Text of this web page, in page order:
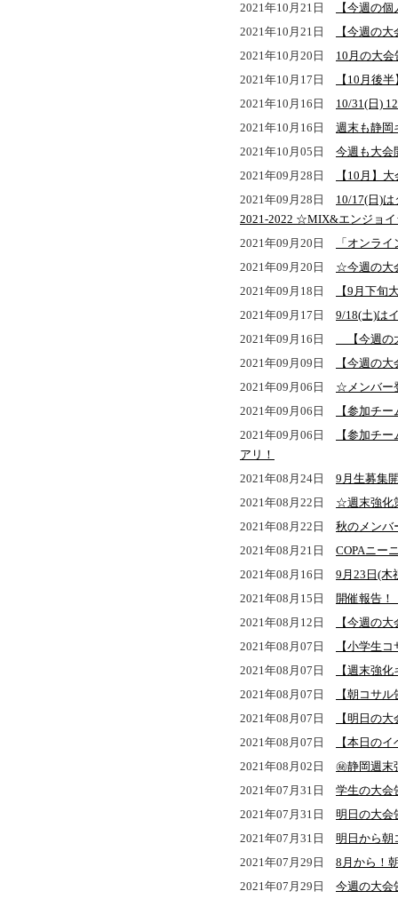
2021年10月21日
【今週の
2021年10月21日
【今週の
2021年10月20日 10月の大会
2021年10月17日
【10月後
2021年10月16日 10/31(日)
2021年10月16日 週末も静岡
2021年10月05日 今週も大会
2021年09月28日
【10月】
2021年09月28日 10/17(日)
2021-2022 ☆MIX&エンジョ
2021年09月20日
「オンラ
2021年09月20日 ☆今週の大
2021年09月18日
【9月下旬
2021年09月17日 9/18(土)は
2021年09月16日
【今週の
2021年09月09日
【今週の
2021年09月06日 ☆メンバー
2021年09月06日
【参加チ
2021年09月06日
【参加チ
アリ！
2021年08月24日 9月生募集
2021年08月22日 ☆週末強化
2021年08月22日 秋のメンバ
2021年08月21日 COPAニー
2021年08月16日 9月23日(
2021年08月15日 開催報告
2021年08月12日
【今週の
2021年08月07日
【小学生
2021年08月07日
【週末強
2021年08月07日
【朝コサ
2021年08月07日
【明日の
2021年08月07日
【本日の
2021年08月02日 ㊙静岡週末
2021年07月31日 学生の大会
2021年07月31日 明日の大会
2021年07月31日 明日から朝
2021年07月29日 8月から！
2021年07月29日 今週の大会